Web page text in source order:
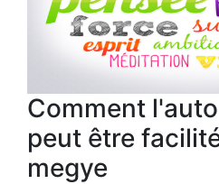
Comment
peut être
megye